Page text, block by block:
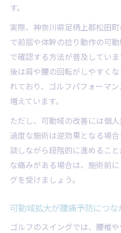
す。
実際、神奈川県足柄上郡松田
で前屈や体幹の捻り動作の可
で確認する方法が普及してい
後は肩や腰の回転がしやすく
れており、ゴルフパフォーマ
増えています。
ただし、可動域の改善には個
過度な施術は逆効果となる場
談しながら段階的に進めるこ
な痛みがある場合は、施術前
グを受けましょう。
可動域拡大が腰痛予防につな
ゴルフのスイングでは、腰椎